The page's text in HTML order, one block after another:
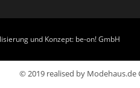
und Konzept: be-on! GmbH
© 2019 realised by Modehaus.de